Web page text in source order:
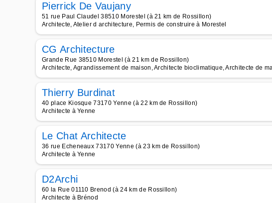
Pierrick De Vaujany
51 rue Paul Claudel 38510 Morestel (à 21 km de Rossillon)
Architecte, Atelier d architecture, Permis de construire à Morestel
CG Architecture
Grande Rue 38510 Morestel (à 21 km de Rossillon)
Architecte, Agrandissement de maison, Architecte bioclimatique, Architecte de
Thierry Burdinat
40 place Kiosque 73170 Yenne (à 22 km de Rossillon)
Architecte à Yenne
Le Chat Architecte
36 rue Echeneaux 73170 Yenne (à 23 km de Rossillon)
Architecte à Yenne
D2Archi
60 la Rue 01110 Brenod (à 24 km de Rossillon)
Architecte à Brénod